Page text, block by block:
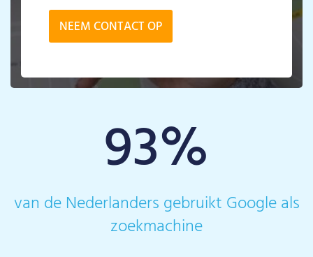
NEEM CONTACT OP
93%
van de Nederlanders gebruikt Google als
zoekmachine